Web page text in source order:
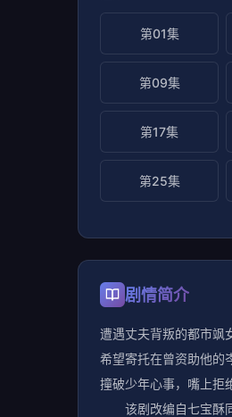
第01集
第09集
第17集
第25集
剧情简介
遭遇丈夫背叛的都市飒
希望寄托在曾资助他的
撞破少年心事，嘴上拒
该剧改编自七宝酥同